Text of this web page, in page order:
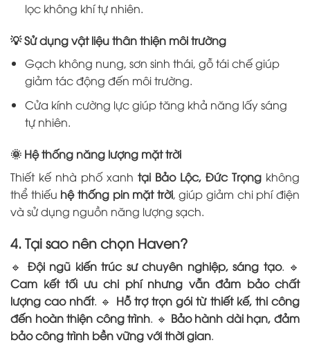
lọc không khí tự nhiên.
💡Sử dụng vật liệu thân thiện môi trường
Gạch không nung, sơn sinh thái, gỗ tái chế giúp
giảm tác động đến môi trường.
Cửa kính cường lực giúp tăng khả năng lấy sáng
tự nhiên.
🌞 Hệ thống năng lượng mặt trời
Thiết kế nhà phố xanh tại Bảo Lộc, Đức Trọng không
thể thiếu hệ thống pin mặt trời, giúp giảm chi phí điện
và sử dụng nguồn năng lượng sạch.
4. Tại sao nên chọn Haven?
🔹 Đội ngũ kiến trúc sư chuyên nghiệp, sáng tạo. 🔹
Cam kết tối ưu chi phí nhưng vẫn đảm bảo chất
lượng cao nhất. 🔹 Hỗ trợ trọn gói từ thiết kế, thi công
đến hoàn thiện công trình. 🔹 Bảo hành dài hạn, đảm
bảo công trình bền vững với thời gian.